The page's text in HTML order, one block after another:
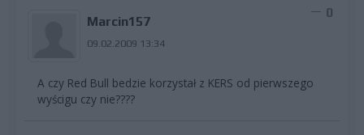
Marcin157
09.02.2009 13:34
0
A czy Red Bull bedzie korzystał z KERS od pierwszego
wyścigu czy nie????